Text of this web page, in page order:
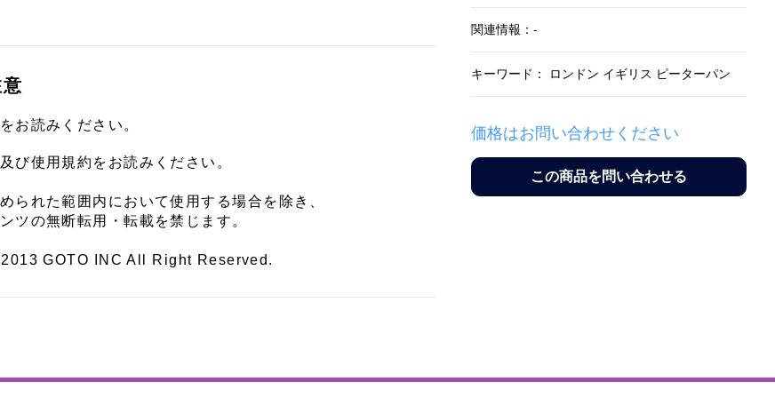
お読みください。
び使用規約をお読みください。
られた範囲内において使用する場合を除き、
ツの無断転用・転載を禁じます。
GOTO INC All Right Reserved.
関連情報：-
キーワード： ロンドン イギリス ピーターパン
価格はお問い合わせください
この商品を問い合わせる